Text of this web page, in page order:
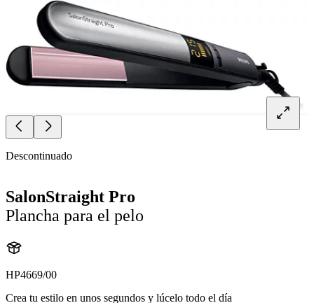
Descontinuado
SalonStraight Pro
Plancha para el pelo
HP4669/00
Crea tu estilo en unos segundos y lúcelo todo el día